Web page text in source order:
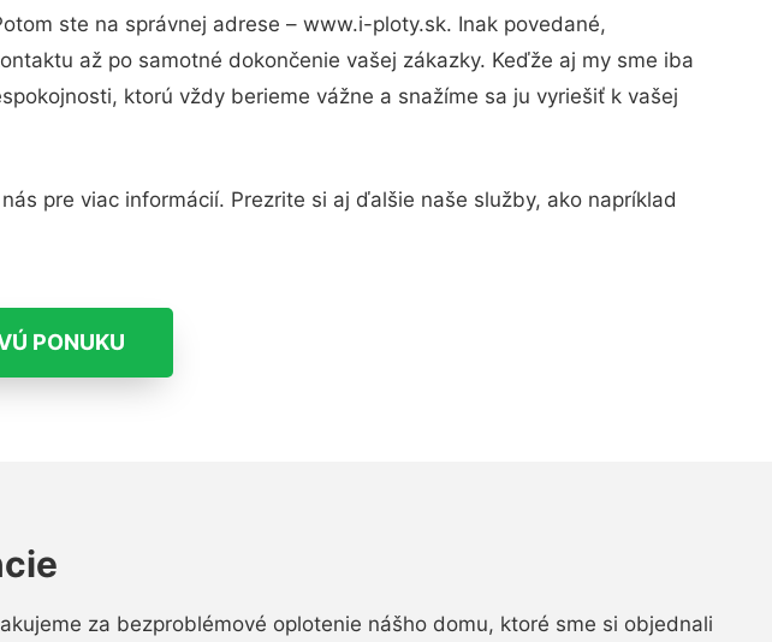
ste na správnej adrese – www.i-ploty.sk. Inak povedané,
až po samotné dokončenie vašej zákazky. Keďže aj my sme iba
ktorú vždy berieme vážne a snažíme sa ju vyriešiť k vašej
pre viac informácií. Prezrite si aj ďalšie naše služby, ako napríklad
PONUKU
za bezproblémové oplotenie nášho domu, ktoré sme si objednali